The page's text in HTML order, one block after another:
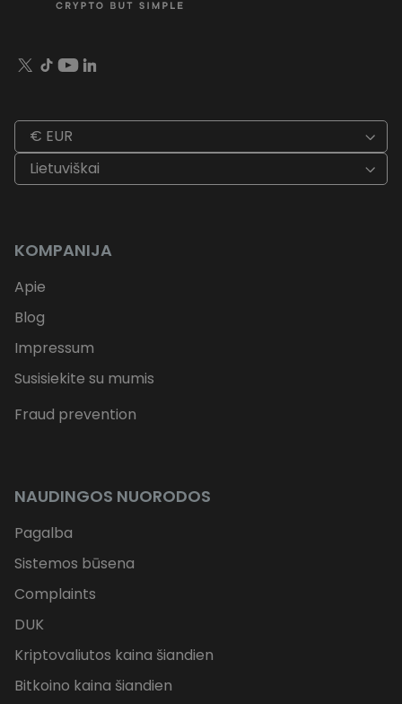
€ EUR
Lietuviškai
KOMPANIJA
Apie
Blog
Impressum
Susisiekite su mumis
Fraud prevention
NAUDINGOS NUORODOS
Pagalba
Sistemos būsena
Complaints
DUK
Kriptovaliutos kaina šiandien
Bitkoino kaina šiandien